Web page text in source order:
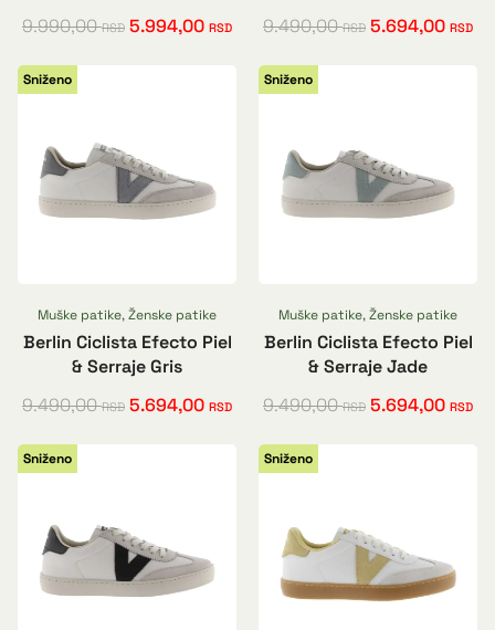
9.990,00RSD 5.994,00 RSD
9.490,00RSD 5.694,00 RSD
Sniženo
Muške patike,Ženske patike
Berlin Ciclista Efecto Piel
& Serraje Gris
9.490,00RSD 5.694,00 RSD
Sniženo
Muške patike,Ženske patike
Berlin Ciclista Efecto Piel
& Serraje Jade
9.490,00RSD 5.694,00 RSD
Sniženo Sniženo